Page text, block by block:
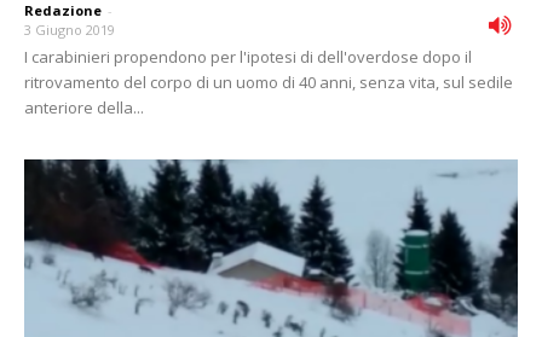
Redazione -
3 Giugno 2019
I carabinieri propendono per l'ipotesi di dell'overdose dopo il
ritrovamento del corpo di un uomo di 40 anni, senza vita, sul sedile
anteriore della...